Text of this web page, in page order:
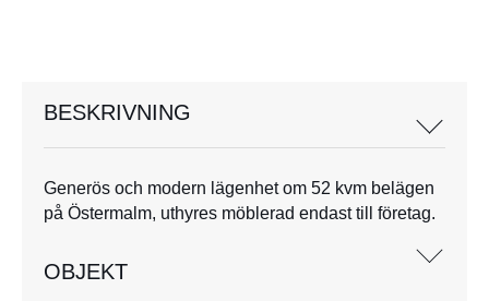
BESKRIVNING
Generös och modern lägenhet om 52 kvm belägen
på Östermalm, uthyres möblerad endast till företag.
OBJEKT